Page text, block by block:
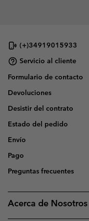
(+)34919015933
Servicio al cliente
Formulario de contacto
Devoluciones
Desistir del contrato
Estado del pedido
Envío
Pago
Preguntas frecuentes
Acerca de Nosotros